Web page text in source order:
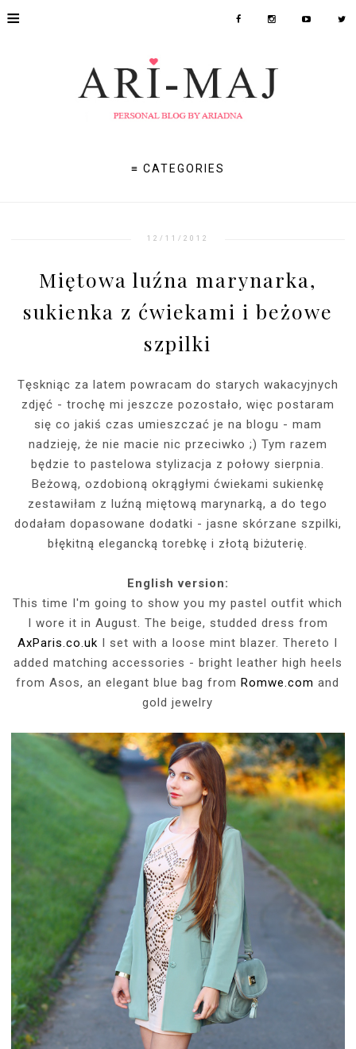
≡
≡ CATEGORIES
12/11/2012
Miętowa luźna marynarka,
sukienka z ćwiekami i beżowe
szpilki
Tęskniąc za latem powracam do starych wakacyjnych
zdjęć - trochę mi jeszcze pozostało, więc postaram
się co jakiś czas umieszczać je na blogu - mam
nadzieję, że nie macie nic przeciwko ;) Tym razem
będzie to pastelowa stylizacja z połowy sierpnia.
Beżową, ozdobioną okrągłymi ćwiekami sukienkę
zestawiłam z luźną miętową marynarką, a do tego
dodałam dopasowane dodatki - jasne skórzane szpilki,
błękitną elegancką torebkę i złotą biżuterię.
English version:
This time I'm going to show you my pastel outfit which
I wore it in August. The beige, studded dress from
AxParis.co.uk I set with a loose mint blazer. Thereto I
added matching accessories - bright leather high heels
from Asos, an elegant blue bag fromRomwe.com and
gold jewelry